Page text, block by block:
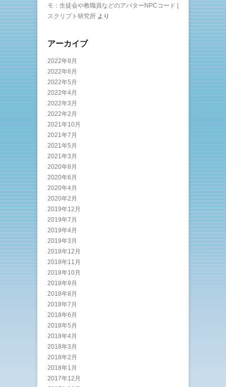
モ：生徒会や教職員などのアバターNPCコード |
スクリプト研究所 より
アーカイブ
2022年9月
2022年6月
2022年5月
2022年4月
2022年3月
2022年2月
2021年10月
2021年7月
2021年5月
2021年3月
2020年8月
2020年6月
2020年4月
2020年2月
2019年12月
2019年7月
2019年4月
2019年3月
2018年12月
2018年11月
2018年10月
2018年9月
2018年8月
2018年7月
2018年6月
2018年5月
2018年4月
2018年3月
2018年2月
2018年1月
2017年12月